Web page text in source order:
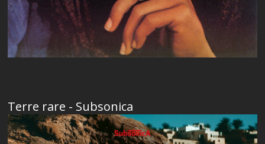
Terre rare - Subsonica